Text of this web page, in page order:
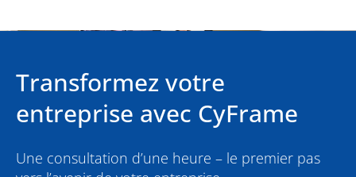
Transformez votre
entreprise avec CyFrame
Une consultation d’une heure – le premier pas